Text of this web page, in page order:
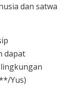
dan satwa
dapat
Yus)